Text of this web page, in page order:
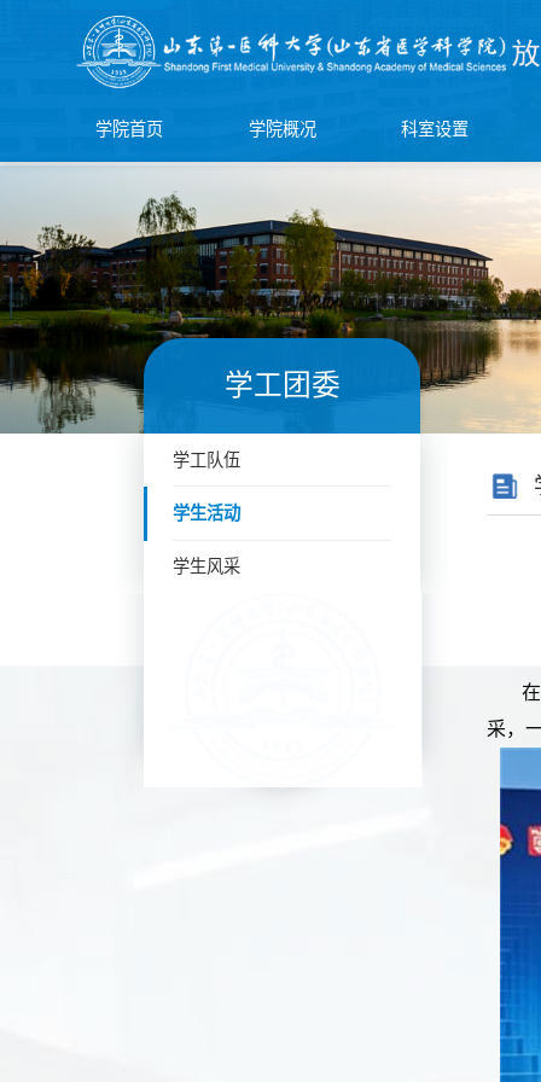
学院首页 学院概况 科室设置
学工团委
学工队伍
学生活动
学生风采
采，